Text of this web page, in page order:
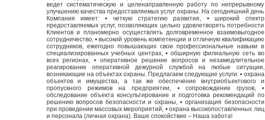
ведет систематическую и целенаправленную работу по непрерывному
улучшению качества предоставляемых услуг охраны. На сегодняшний день
Компания имеет: • четкую стратегию развития, • широкий спектр
предоставляемых услуг, позволяющих цельно удовлетворять потребности
Клиентов и планомерно осуществлять долговременное взаимовыгодное
сотрудничество, • высокий уровень компетенции и отличную квалификацию
сотрудников, ежегодно повышающих свои профессиональные навыки в
специализированных учебных центрах, • обширную филиальную сеть во
всех регионах, • оперативное решение вопросов и незамедлительное
реагирование оперативной дежурной службой на любые ситуации,
возникающие на объектах охраны. Предлагаем следующие услуги: • охрана
объектов и имущества, а так же обеспечение внутриобъектового и
пропускного режимов на предприятии, • сопровождение грузов, •
обследование объекта консультирование и подготовка рекомендаций по
решению вопросов безопасности и охраны, • организация безопасности
при проведении массовых мероприятий, • охрана высокопоставленных лиц
и персонала (личная охрана). Ваше спокойствие – Наша забота!